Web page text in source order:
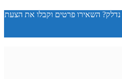
השאירו פרטים וקבלו את הצעת